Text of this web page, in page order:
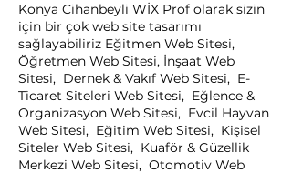
Konya Cihanbeyli WİX Prof olarak sizin
için bir çok web site tasarımı
sağlayabiliriz Eğitmen Web Sitesi,
Öğretmen Web Sitesi, İnşaat Web
Sitesi, Dernek & Vakıf Web Sitesi, E-
Ticaret Siteleri Web Sitesi, Eğlence &
Organizasyon Web Sitesi, Evcil Hayvan
Web Sitesi, Eğitim Web Sitesi, Kişisel
Siteler Web Sitesi, Kuaför & Güzellik
Merkezi Web Sitesi, Otomotiv Web